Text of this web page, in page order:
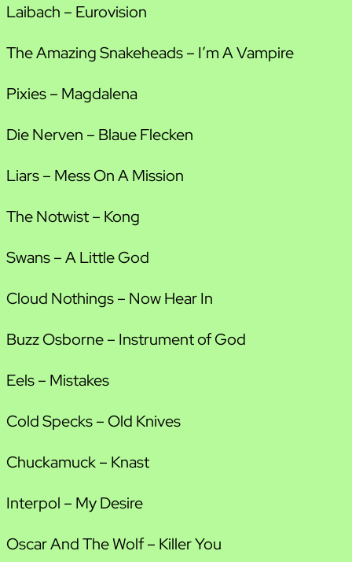
Laibach – Eurovision
The Amazing Snakeheads – I’m A Vampire
Pixies – Magdalena
Die Nerven – Blaue Flecken
Liars – Mess On A Mission
The Notwist – Kong
Swans – A Little God
Cloud Nothings – Now Hear In
Buzz Osborne – Instrument of God
Eels – Mistakes
Cold Specks – Old Knives
Chuckamuck – Knast
Interpol – My Desire
Oscar And The Wolf – Killer You